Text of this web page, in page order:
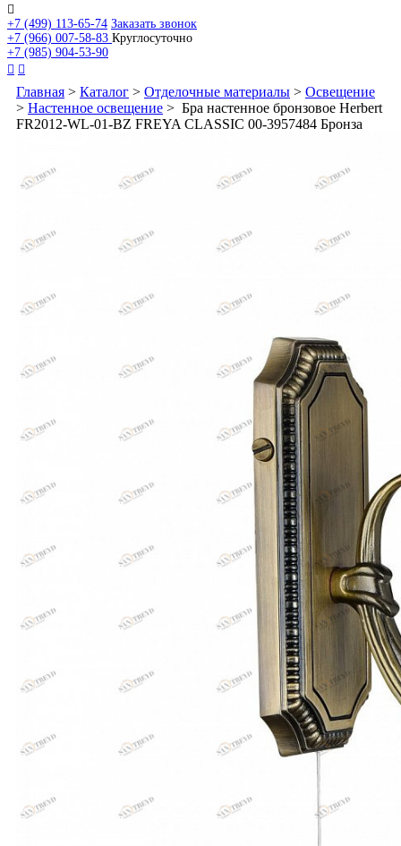

+7 (499) 113-65-74 Заказать звонок
+7 (966) 007-58-83 Круглосуточно
+7 (985) 904-53-90
 
Главная > Каталог > Отделочные материалы > Освещение
> Настенное освещение > Бра настенное бронзовое Herbert
FR2012-WL-01-BZ FREYA CLASSIC 00-3957484 Бронза